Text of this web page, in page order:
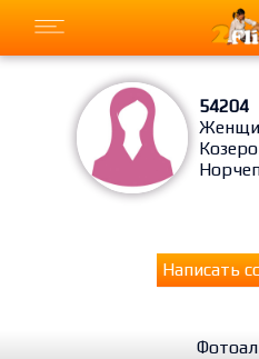
54204
Написать